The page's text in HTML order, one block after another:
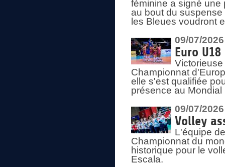
féminine a signé une
au bout du
les Bleues voudront
09/07/2026
Euro
Championnat
elle s'est qualifiée
présence au
09/07/2026
Volley
L'équipe
Championnat du
historique pour le
Escala.